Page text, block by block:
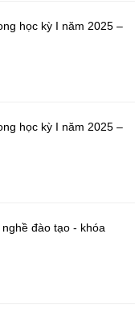
học kỳ I năm 2025 –
học kỳ I năm 2025 –
đào tạo - khóa